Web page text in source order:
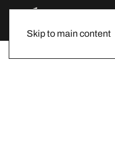
Skip to main content